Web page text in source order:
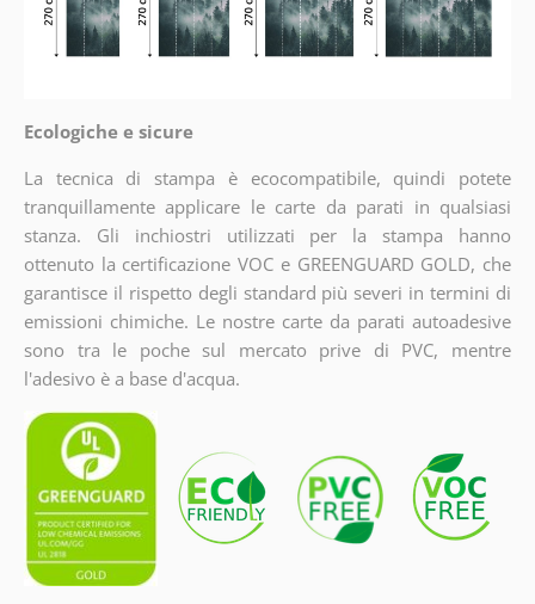
Ecologiche e sicure
La tecnica di stampa è ecocompatibile, quindi potete
tranquillamente applicare le carte da parati in qualsiasi
stanza. Gli inchiostri utilizzati per la stampa hanno
ottenuto la certificazione VOC e GREENGUARD GOLD, che
garantisce il rispetto degli standard più severi in termini di
emissioni chimiche. Le nostre carte da parati autoadesive
sono tra le poche sul mercato prive di PVC, mentre
l'adesivo è a base d'acqua.